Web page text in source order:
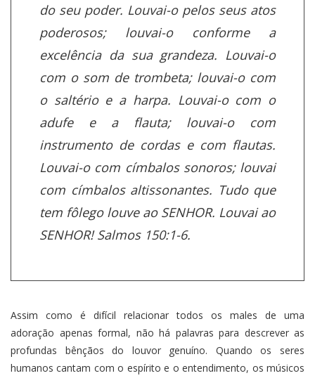
do seu poder. Louvai-o pelos seus atos
poderosos; louvai-o conforme a
excelência da sua grandeza. Louvai-o
com o som de trombeta; louvai-o com
o saltério e a harpa. Louvai-o com o
adufe e a flauta; louvai-o com
instrumento de cordas e com flautas.
Louvai-o com címbalos sonoros; louvai
com címbalos altissonantes. Tudo que
tem fôlego louve ao SENHOR. Louvai ao
SENHOR! Salmos 150:1-6.
Assim como é difícil relacionar todos os males de uma
adoração apenas formal, não há palavras para descrever as
profundas bênçãos do louvor genuíno. Quando os seres
humanos cantam com o espírito e o entendimento, os músicos